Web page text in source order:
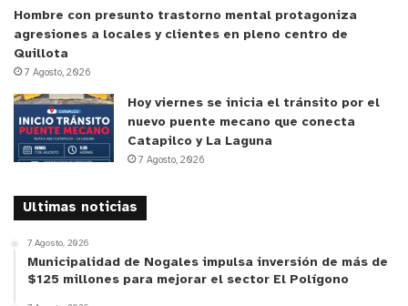
Hombre con presunto trastorno mental protagoniza
agresiones a locales y clientes en pleno centro de
Quillota
7 Agosto, 2026
Hoy viernes se inicia el tránsito por el
nuevo puente mecano que conecta
Catapilco y La Laguna
7 Agosto, 2026
Ultimas noticias
7 Agosto, 2026
Municipalidad de Nogales impulsa inversión de más de
$125 millones para mejorar el sector El Polígono